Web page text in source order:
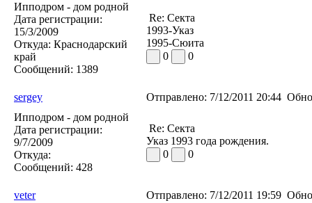
Ипподром - дом родной
Дата регистрации:
15/3/2009
Откуда: Краснодарский
край
Сообщений: 1389
Re: Секта
1993-Указ
1995-Сюита
0
0
sergey Отправлено: 7/12/2011 20:44
Ипподром - дом родной
Дата регистрации:
9/7/2009
Откуда:
Сообщений: 428
Re: Секта
Указ 1993 года рождения.
0
0
veter Отправлено: 7/12/2011 19:59